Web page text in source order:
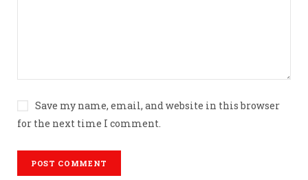
Save my name, email, and website in this browser
for the next time I comment.